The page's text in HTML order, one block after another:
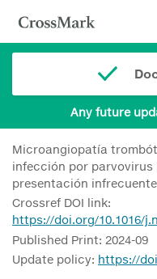
Any future
Microangiopatía
infección por parvovirus
presentación infrecuente
Crossref DOI link:
https://doi.org/10.1016/
Published Print: 2024-09
Update policy: https://